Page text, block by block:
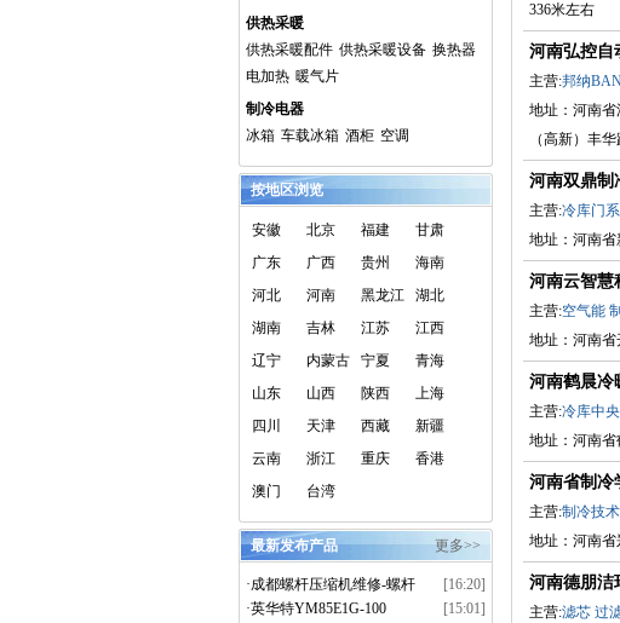
供热采暖
供热采暖配件 供热采暖设备 换热器
电加热 暖气片
制冷电器
冰箱 车载冰箱 酒柜 空调
按地区浏览
安徽 北京 福建
甘肃
广东
广西 贵州
海南
河北
河南 黑龙江
湖北
湖南
吉林 江苏
江西
辽宁
内蒙古 宁夏
青海
山东
山西 陕西
上海
四川
天津 西藏
新疆
云南
浙江 重庆
香港
澳门
台湾
更多>>
最新发布产品
·成都螺杆压缩机维修-螺杆
压缩机大修-离心压缩机维
[16:20]
·英华特YM85E1G-100
[15:01]
336米左右
河南弘控自
主营:邦纳
地址：河南
（高新）丰
河南双鼎制
主营:冷库门
地址：河南
河南云智慧
主营:空气能
地址：河南
河南鹤晨冷
主营:冷库中
地址：河南
河南省制冷
主营:制冷技术
地址：河南
河南德朋洁
主营:滤芯 过